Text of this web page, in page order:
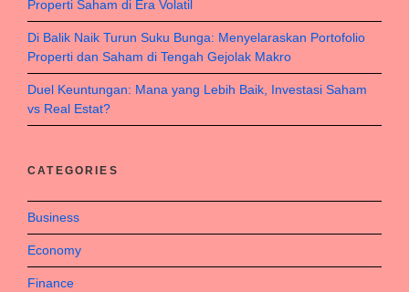
Properti Saham di Era Volatil
Di Balik Naik Turun Suku Bunga: Menyelaraskan Portofolio
Properti dan Saham di Tengah Gejolak Makro
Duel Keuntungan: Mana yang Lebih Baik, Investasi Saham
vs Real Estat?
CATEGORIES
Business
Economy
Finance